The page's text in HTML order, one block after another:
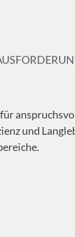
und